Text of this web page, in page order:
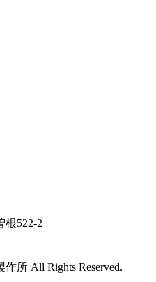
根522-2
作所 All Rights Reserved.